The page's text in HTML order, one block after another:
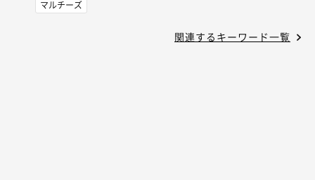
マルチーズ
関連するキーワード一覧